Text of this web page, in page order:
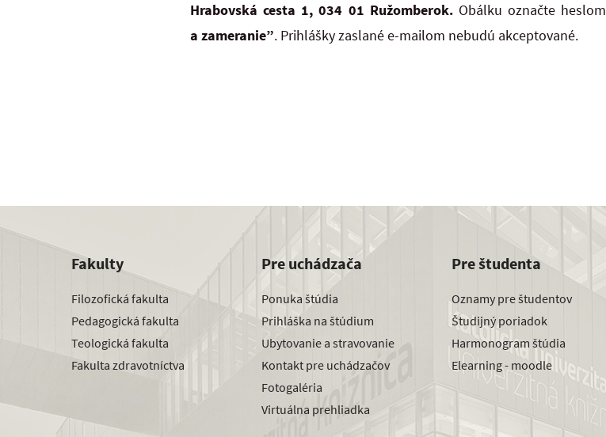
Hrabovská cesta 1, 034 01 Ružomberok. Obálku označte heslom
a zameranie”. Prihlášky zaslané e-mailom nebudú akceptované.
Fakulty
Filozofická fakulta
Pedagogická fakulta
Teologická fakulta
Fakulta zdravotníctva
Pre uchádzača
Ponuka štúdia
Prihláška na štúdium
Ubytovanie a stravovanie
Kontakt pre uchádzačov
Fotogaléria
Virtuálna prehliadka
Pre študenta
Oznamy pre študentov
Študijný poriadok
Harmonogram štúdia
Elearning - moodle